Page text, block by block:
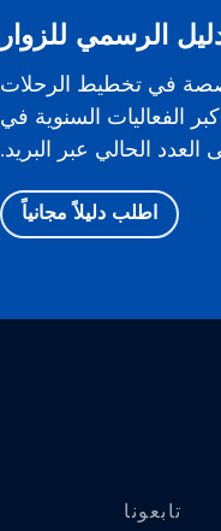
الرسمي للزوار
في تخطيط الرحلات
الفعاليات السنوية في
العدد الحالي عبر البريد.
اطلب دليلاً مجانياً
تابعونا